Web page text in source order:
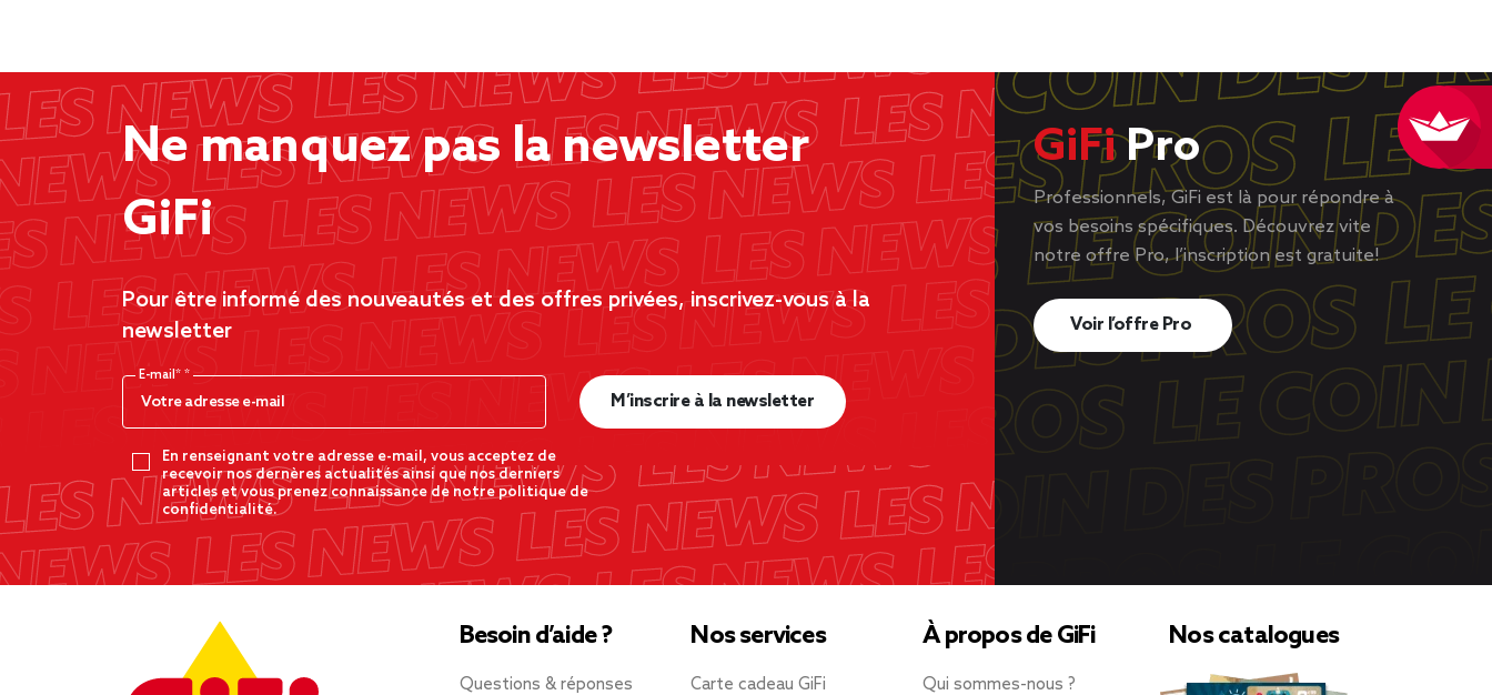
Ne manquez pas la newsletter
GiFi
Pour être informé des nouveautés et des offres privées, inscrivez-vous à la
newsletter
E-mail*
En renseignant votre adresse e-mail, vous acceptez de
recevoir nos dernères actualités ainsi que nos derniers
articles et vous prenez connaissance de notre politique de
confidentialité.
M’inscrire à la newsletter
GiFiPro
Professionnels, GiFi est là pour répondre à
vos besoins spécifiques. Découvrez vite
notre offre Pro, l’inscription est gratuite!
Voir l’offre Pro
Besoin d’aide ?
Questions & réponses
Nos services
Carte cadeau GiFi
À propos de GiFi
Qui sommes-nous ?
Nos catalogues